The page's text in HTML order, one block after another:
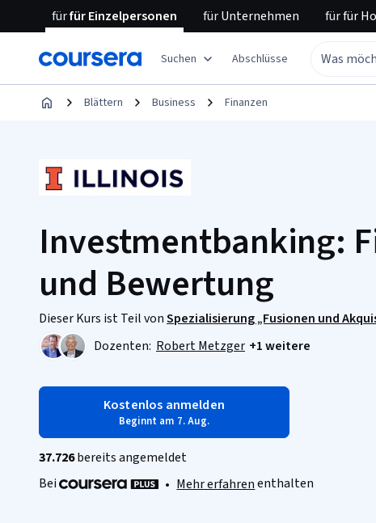
fürfür Einzelpersonen fürUnternehmen fürfür
Suchen Abschlüsse
Blättern Business Finanzen
Investmentbanking:
und Bewertung
Dieser Kurs ist Teil vonSpezialisierung „Fusionen und
Dozenten: Robert Metzger +1 weitere
Kostenlos anmelden
Beginnt am 7. Aug.
37.726bereits angemeldet
Bei
• Mehr erfahrenenthalten